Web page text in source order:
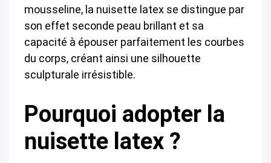
mousseline, la nuisette latex se distingue par
son effet seconde peau brillant et sa
capacité à épouser parfaitement les courbes
du corps, créant ainsi une silhouette
sculpturale irrésistible.
Pourquoi adopter la
nuisette latex ?